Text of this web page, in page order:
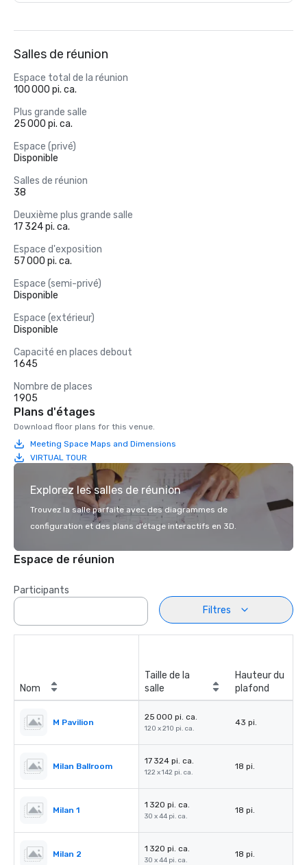
Salles de réunion
Espace total de la réunion
100 000 pi. ca.
Plus grande salle
25 000 pi. ca.
Espace (privé)
Disponible
Salles de réunion
38
Deuxième plus grande salle
17 324 pi. ca.
Espace d'exposition
57 000 pi. ca.
Espace (semi-privé)
Disponible
Espace (extérieur)
Disponible
Capacité en places debout
1 645
Nombre de places
1 905
Plans d'étages
Download floor plans for this venue.
Meeting Space Maps and Dimensions
VIRTUAL TOUR
Explorez les salles de réunion
Trouvez la salle parfaite avec des diagrammes de
configuration et des plans d’étage interactifs en 3D.
Espace de réunion
Participants
Filtres
Nom
Taille de la
salle
Hauteur du
plafond
M Pavilion
25 000 pi. ca.
120 x 210 pi. ca.
43 pi.
Milan Ballroom
17 324 pi. ca.
122 x 142 pi. ca.
18 pi.
Milan 1
1 320 pi. ca.
30 x 44 pi. ca.
18 pi.
Milan 2
1 320 pi. ca.
30 x 44 pi. ca.
18 pi.